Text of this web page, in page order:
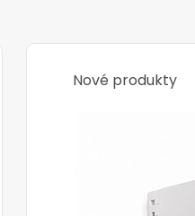
Nové produkty